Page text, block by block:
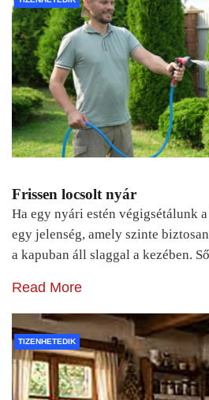
Frissen locsolt nyár
Ha egy nyári estén végigsétálunk
egy jelenség, amely szinte
a kapuban áll slaggal a kezében.
Read More
TIZENHETEDIK